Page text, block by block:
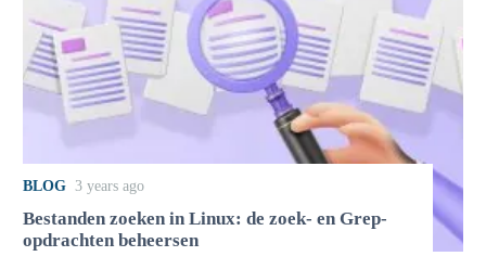
BLOG 3 years ago
Bestanden zoeken in Linux: de zoek- en Grep-
opdrachten beheersen